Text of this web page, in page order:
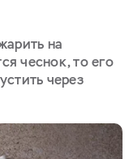
на
чеснок, то его
через